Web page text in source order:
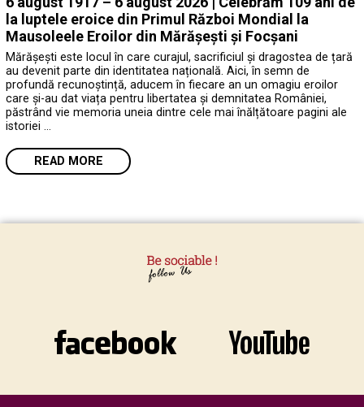
la luptele eroice din Primul Război Mondial la
Mausoleele Eroilor din Mărășești și Focșani
Mărășești este locul în care curajul, sacrificiul și dragostea de țară
au devenit parte din identitatea națională. Aici, în semn de
profundă recunoștință, aducem în fiecare an un omagiu eroilor
care și-au dat viața pentru libertatea și demnitatea României,
păstrând vie memoria uneia dintre cele mai înălțătoare pagini ale
istoriei …
READ MORE